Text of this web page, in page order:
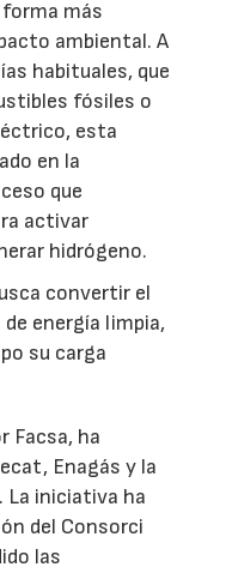
más
ambiental. A
habituales, que
fósiles o
esta
en la
que
activar
hidrógeno.
convertir el
energía limpia,
su carga
Facsa, ha
Enagás y la
La iniciativa ha
del Consorci
las